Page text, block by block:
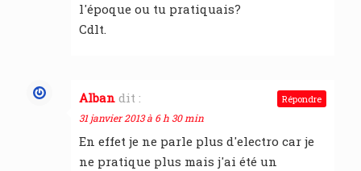
l'époque ou tu pratiquais?
Cdlt.
Alban dit :
31 janvier 2013 à 6 h 30 min
En effet je ne parle plus d'electro car je
ne pratique plus mais j'ai été un
Répondre